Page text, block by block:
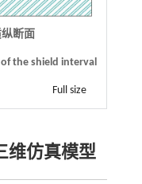
断面
the shield interval
Full size
维仿真模型